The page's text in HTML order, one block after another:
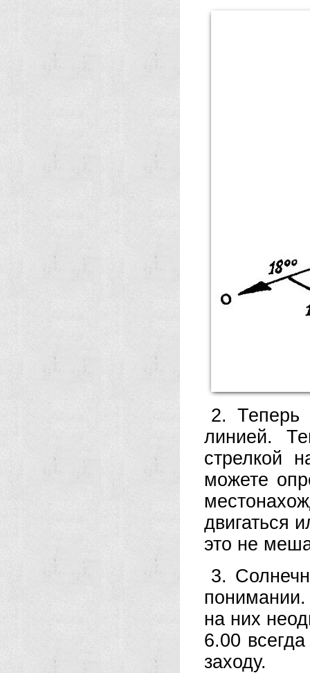
2. Теперь
линией.
стрелкой
можете
двигаться
это не
3.
на них
6.00
заходу.